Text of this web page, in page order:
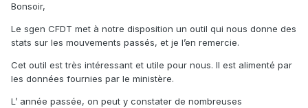
Bonsoir,
Le sgen CFDT met à notre disposition un outil qui nous donne des
stats sur les mouvements passés, et je l’en remercie.
Cet outil est très intéressant et utile pour nous. Il est alimenté par
les données fournies par le ministère.
L’ année passée, on peut y constater de nombreuses